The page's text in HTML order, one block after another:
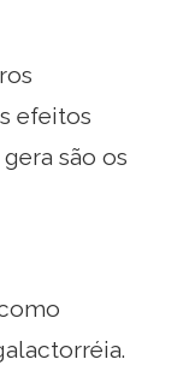
efeitos
são os